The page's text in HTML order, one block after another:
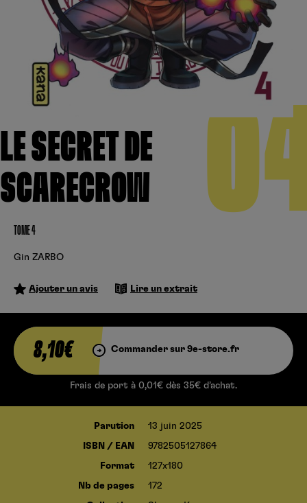
LE SECRET DE
SCARECROW
TOME 4
Gin ZARBO
Ajouter un avis Lire un extrait
8,10€ Commander sur 9e-store.fr
Frais de port à 0,01€ dès 35€ d’achat.
Parution 13 juin 2025
ISBN / EAN 9782505127864
Format 127x180
Nb de pages 172
Se connecter S’inscrire
Hunter x Hunter
Fire Force
Black Butler